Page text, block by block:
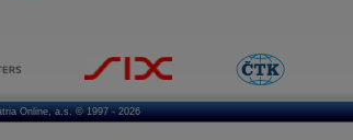
Online, a.s.© 1997 - 2026